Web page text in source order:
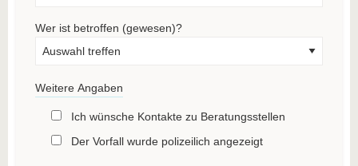
Wer ist betroffen (gewesen)?
Weitere Angaben
Ich wünsche Kontakte zu Beratungsstellen
Der Vorfall wurde polizeilich angezeigt